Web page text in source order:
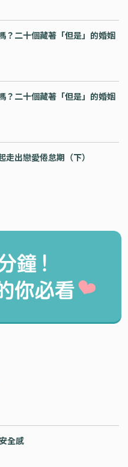
？二十個藏著「但是」的婚姻
？二十個藏著「但是」的婚姻
出戀愛倦怠期（下）
全感